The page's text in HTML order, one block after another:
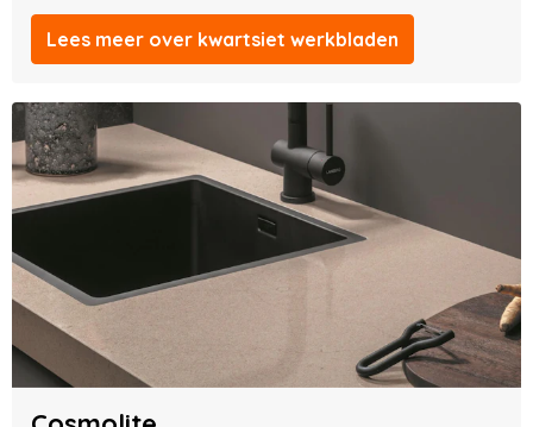
Lees meer over kwartsiet werkbladen